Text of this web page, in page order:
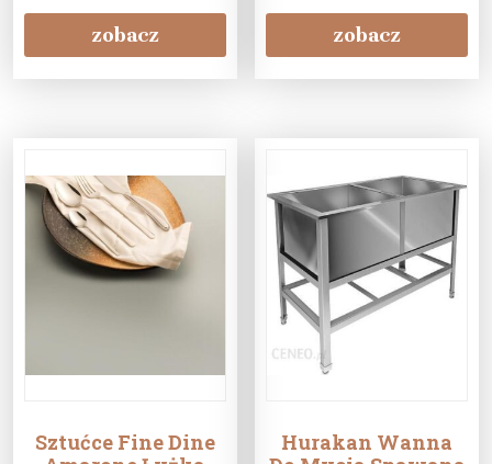
zobacz zobacz
Sztućce Fine Dine
Hurakan Wanna